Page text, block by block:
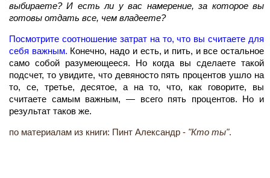
выбираете? И есть ли у вас намерение, за которое вы
готовы отдать все, чем владеете?
Посмотрите соотношение затрат на то, что вы считаете для
себя важным. Конечно, надо и есть, и пить, и все остальное
само собой разумеющееся. Но когда вы сделаете такой
подсчет, то увидите, что девяносто пять процентов ушло на
то, се, третье, десятое, а на то, что, как говорите, вы
считаете самым важным, — всего пять процентов. Но и
результат таков же.
по материалам из книги: Пинт Александр - "Кто ты".